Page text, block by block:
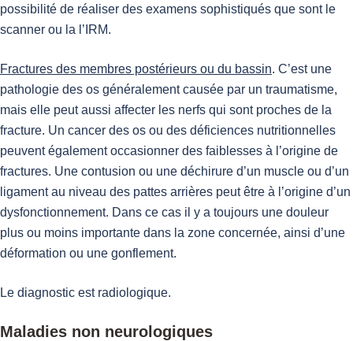
possibilité de réaliser des examens sophistiqués que sont le
scanner ou la l’IRM.
Fractures des membres postérieurs ou du bassin. C’est une
pathologie des os généralement causée par un traumatisme,
mais elle peut aussi affecter les nerfs qui sont proches de la
fracture. Un cancer des os ou des déficiences nutritionnelles
peuvent également occasionner des faiblesses à l’origine de
fractures. Une contusion ou une déchirure d’un muscle ou d’un
ligament au niveau des pattes arrières peut être à l’origine d’un
dysfonctionnement. Dans ce cas il y a toujours une douleur
plus ou moins importante dans la zone concernée, ainsi d’une
déformation ou une gonflement.
Le diagnostic est radiologique.
Maladies non neurologiques